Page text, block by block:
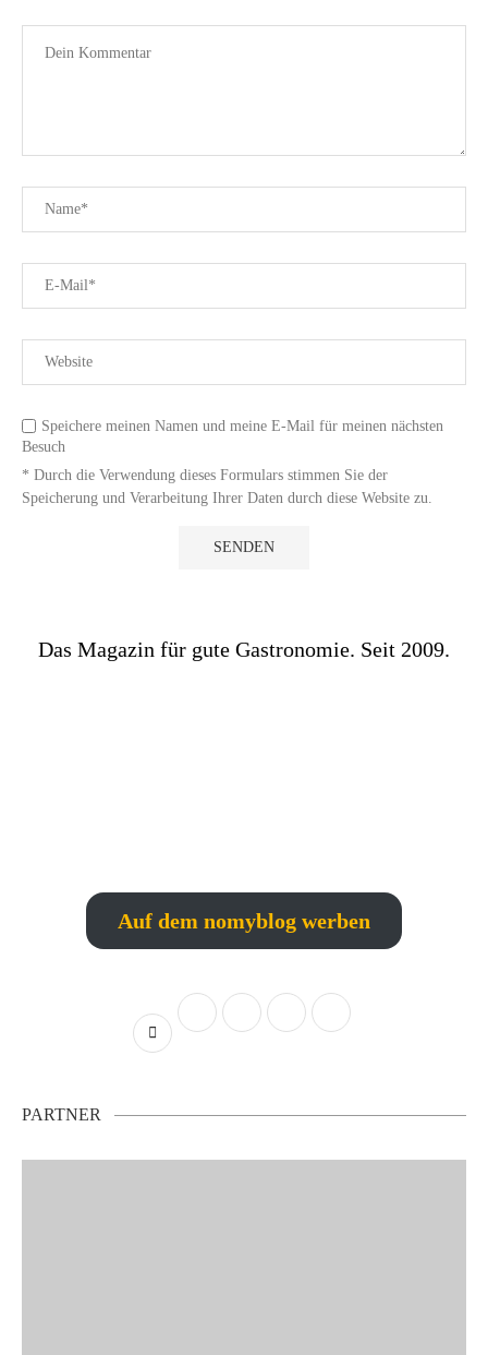
Speichere meinen Namen und meine E-Mail für meinen nächsten
Besuch
* Durch die Verwendung dieses Formulars stimmen Sie der
Speicherung und Verarbeitung Ihrer Daten durch diese Website zu.
Das Magazin für gute Gastronomie. Seit 2009.
Auf dem nomyblog werben
PARTNER